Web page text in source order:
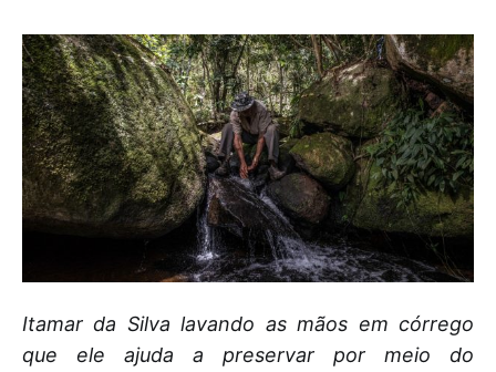
Itamar da Silva lavando as mãos em córrego
que ele ajuda a preservar por meio do